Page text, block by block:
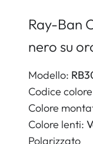
Ray-Ban
nero su
Modello:
Codice
Colore
Colore lenti:
Polarizzato